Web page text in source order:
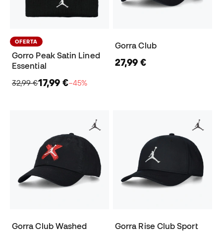
OFERTA
Gorro Peak Satin Lined
Essential
32,99 €17,99 €−45%
Gorra Club
27,99 €
Gorra Club Washed
Gorra Rise Club Sport